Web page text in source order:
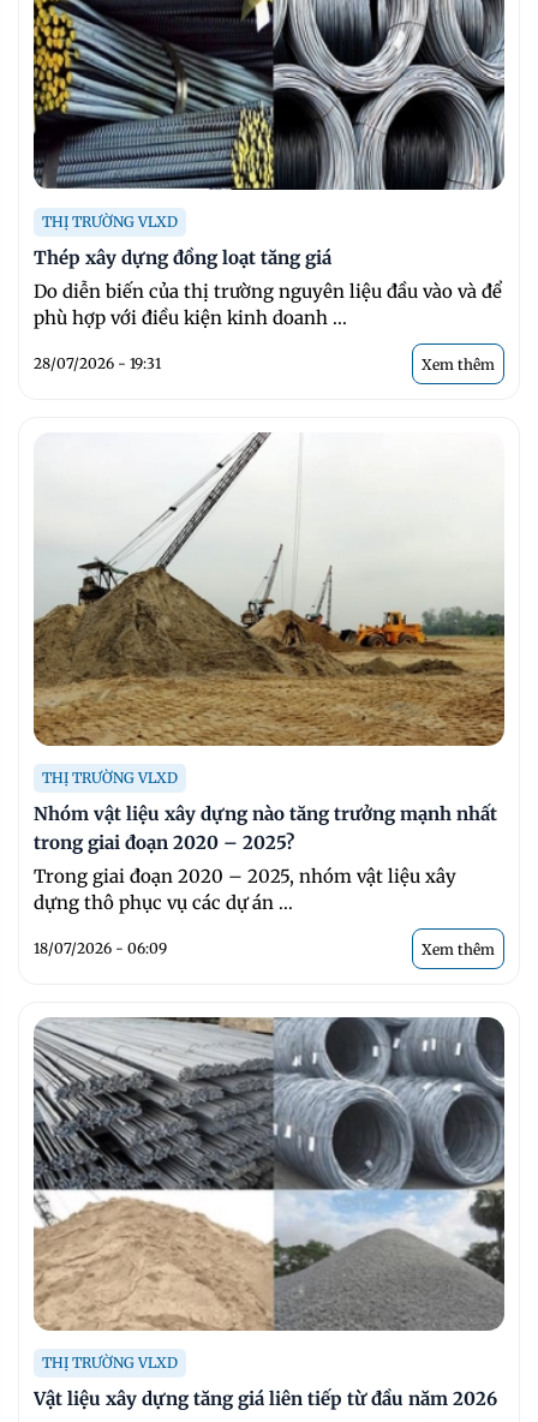
THỊ TRƯỜNG VLXD
Thép xây dựng đồng loạt tăng giá
Do diễn biến của thị trường nguyên liệu đầu vào và để
phù hợp với điều kiện kinh doanh ...
28/07/2026 - 19:31 Xem thêm
THỊ TRƯỜNG VLXD
Nhóm vật liệu xây dựng nào tăng trưởng mạnh nhất
trong giai đoạn 2020 – 2025?
Trong giai đoạn 2020 – 2025, nhóm vật liệu xây
dựng thô phục vụ các dự án ...
18/07/2026 - 06:09 Xem thêm
THỊ TRƯỜNG VLXD
Vật liệu xây dựng tăng giá liên tiếp từ đầu năm 2026